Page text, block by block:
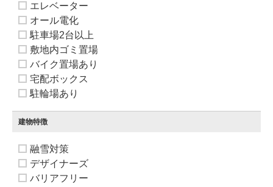
エレベーター
オール電化
駐車場2台以上
敷地内ゴミ置場
バイク置場あり
宅配ボックス
駐輪場あり
建物特徴
融雪対策
デザイナーズ
バリアフリー